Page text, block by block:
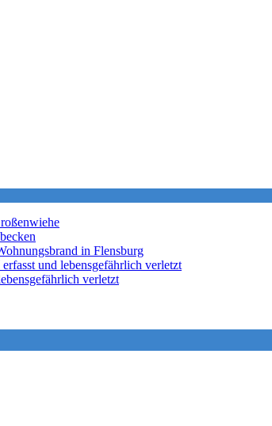
in Flensburg
und lebensgefährlich verletzt
verletzt